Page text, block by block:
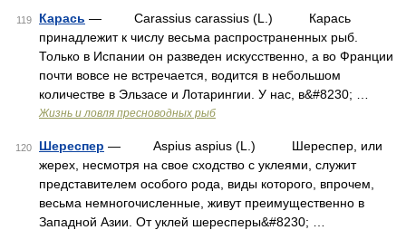
119 Карась — Carassius carassius (L.) Карась
принадлежит к числу весьма распространенных рыб.
Только в Испании он разведен искусственно, а во Франции
почти вовсе не встречается, водится в небольшом
количестве в Эльзасе и Лотарингии. У нас, в&#8230; …
Жизнь и ловля пресноводных рыб
120 Шереспер — Aspius aspius (L.) Шереспер, или
жерех, несмотря на свое сходство с уклеями, служит
представителем особого рода, виды которого, впрочем,
весьма немногочисленные, живут преимущественно в
Западной Азии. От уклей шересперы&#8230; …